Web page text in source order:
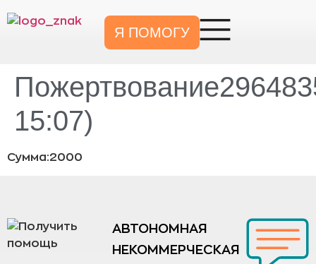
Я ПОМОГУ
15:07)
Сумма:2000
АВТОНОМНАЯ
НЕКОММЕРЧЕСКАЯ